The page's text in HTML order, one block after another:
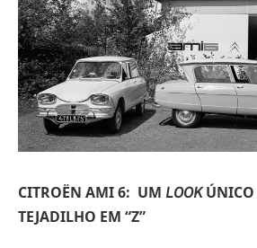
CITROËN AMI 6: UM LOOKÚNICO
TEJADILHO EM “Z”